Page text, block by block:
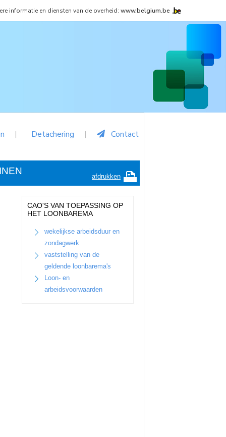
informatie en diensten van de overheid: www.belgium.be
Detachering Contact
afdrukken
CAO'S VAN TOEPASSING OP
HET LOONBAREMA
wekelijkse arbeidsduur en
zondagwerk
vaststelling van de
geldende loonbarema's
Loon- en
arbeidsvoorwaarden